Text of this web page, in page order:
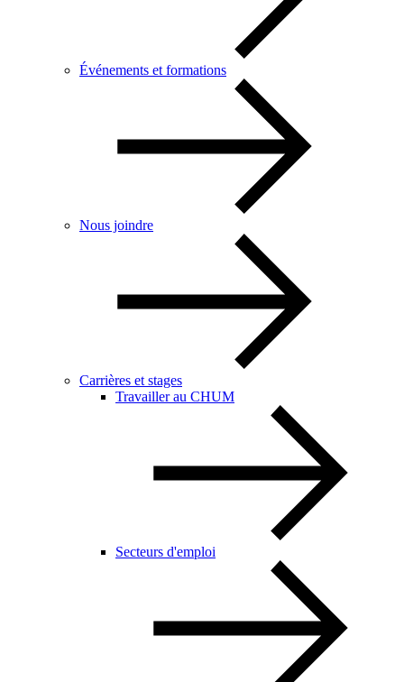
Événements et formations
Nous joindre
Carrières et stages
Travailler au CHUM
Secteurs d'emploi